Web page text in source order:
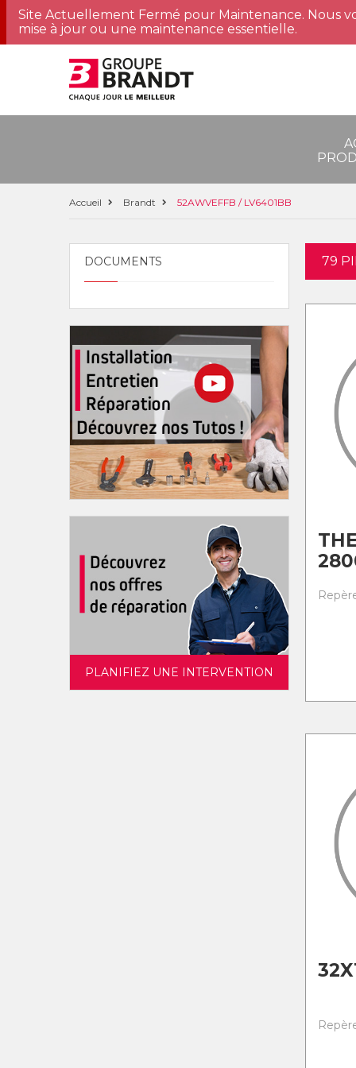
Site Actuellement Fermé pour Maintenance. Nous
mise à jour ou une maintenance essentielle.
Accueil Brandt 52AWVEFFB / LV6401BB
DOCUMENTS
PLANIFIEZ UNE INTERVENTION
79